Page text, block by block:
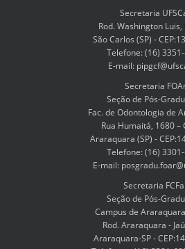
Secretaria
Rod. Washington Luis,
São Carlos (SP) -
Telefone: (16)
E-mail:
Secretaria
Seção de Pós-
Fac. de Odontologia de
Rua Humaitá, 1680 –
Araraquara (SP) -
Telefone: (16)
E-mail:
Secretaria
Seção de Pós-
Campus de
Rod. Araraquara -
Araraquara-SP -